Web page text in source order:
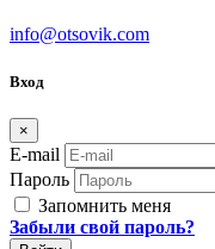
info@otsovik.com
Вход
×
E-mail
Пароль
Запомнить меня
Забыли свой пароль?